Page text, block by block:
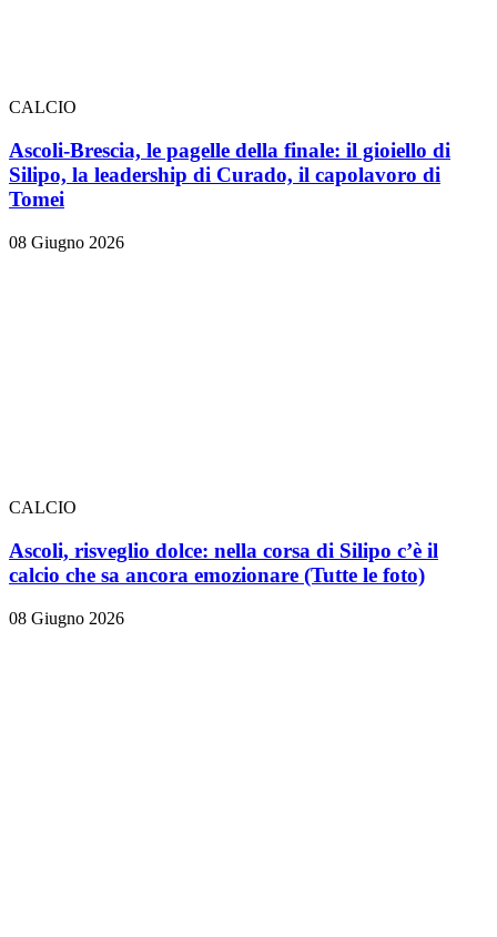
CALCIO
Ascoli-Brescia, le pagelle della finale: il gioiello di
Silipo, la leadership di Curado, il capolavoro di
Tomei
08 Giugno 2026
CALCIO
Ascoli, risveglio dolce: nella corsa di Silipo c’è il
calcio che sa ancora emozionare (Tutte le foto)
08 Giugno 2026